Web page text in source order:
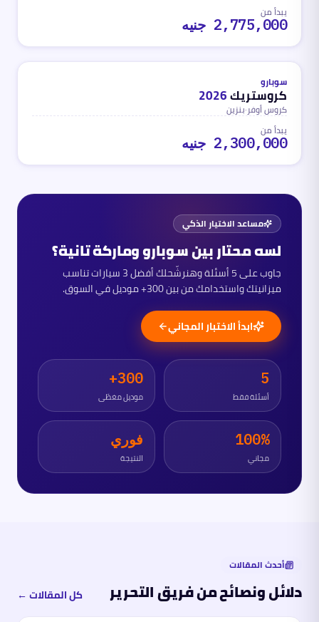
يبدأ من
2,775,000 جنيه
محدثمنذ 3 أشهر
بنزين
سوبارو
كروستريك2026
كروس أوفر·بنزين
يبدأ من
2,300,000 جنيه
مساعد الاختيار الذكي
لسه محتار بينسوبارووماركة تانية؟
جاوب على 5 أسئلة وهنرشّحلك أفضل 3 سيارات تناسب
ميزانيتك واستخدامك من بين 300+ موديل في السوق.
ابدأ الاختبار المجاني
5
أسئلة فقط
300+
موديل مغطّى
100%
مجاني
فوري
النتيجة
أحدث المقالات
دلائل ونصائح من فريق التحرير كل المقالات ←